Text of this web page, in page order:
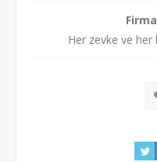
Her zevke ve